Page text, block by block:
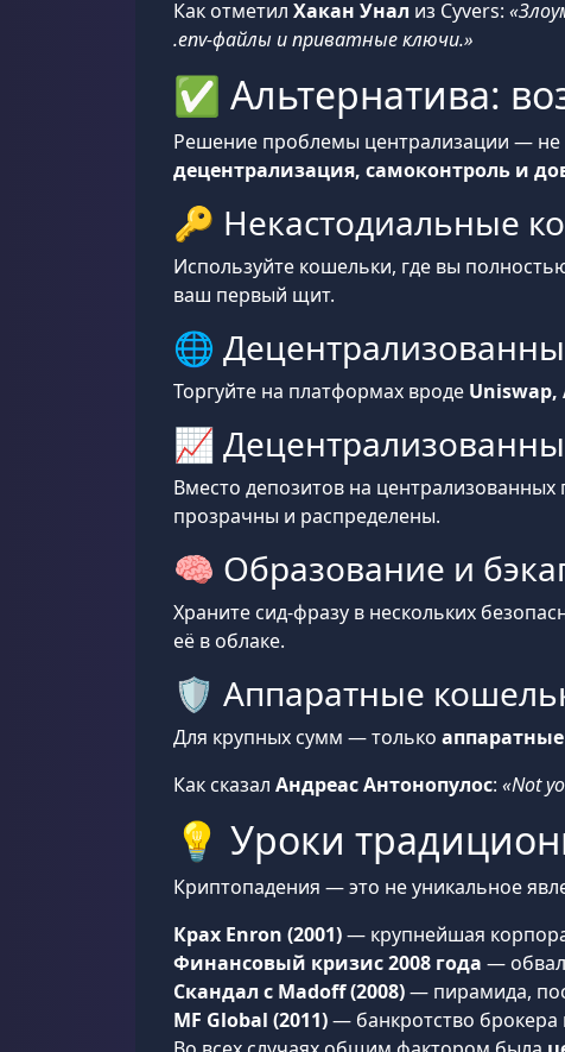
Как отметил Хакан Унал из Cyvers:
.env-файлы и приватные ключи.»
✅ Альтернатива:
Решение проблемы централизации — не
децентрализация, самоконтроль и
🔑 Некастодиальные
Используйте кошельки, где вы
ваш первый щит.
🌐
Торгуйте на платформах вроде Uniswap,
📈
Вместо депозитов на
прозрачны и распределены.
🧠 Образование и
Храните сид-фразу в нескольких
её в облаке.
🛡️ Аппаратные
Для крупных сумм — только
Как сказал Андреас Антонопулос: «Not
💡 Уроки
Криптопадения — это не уникальное
Крах Enron (2001)— крупнейшая
Финансовый кризис 2008 года — обвал
Скандал с Madoff (2008)— пирамида,
MF Global (2011)— банкротство брокера